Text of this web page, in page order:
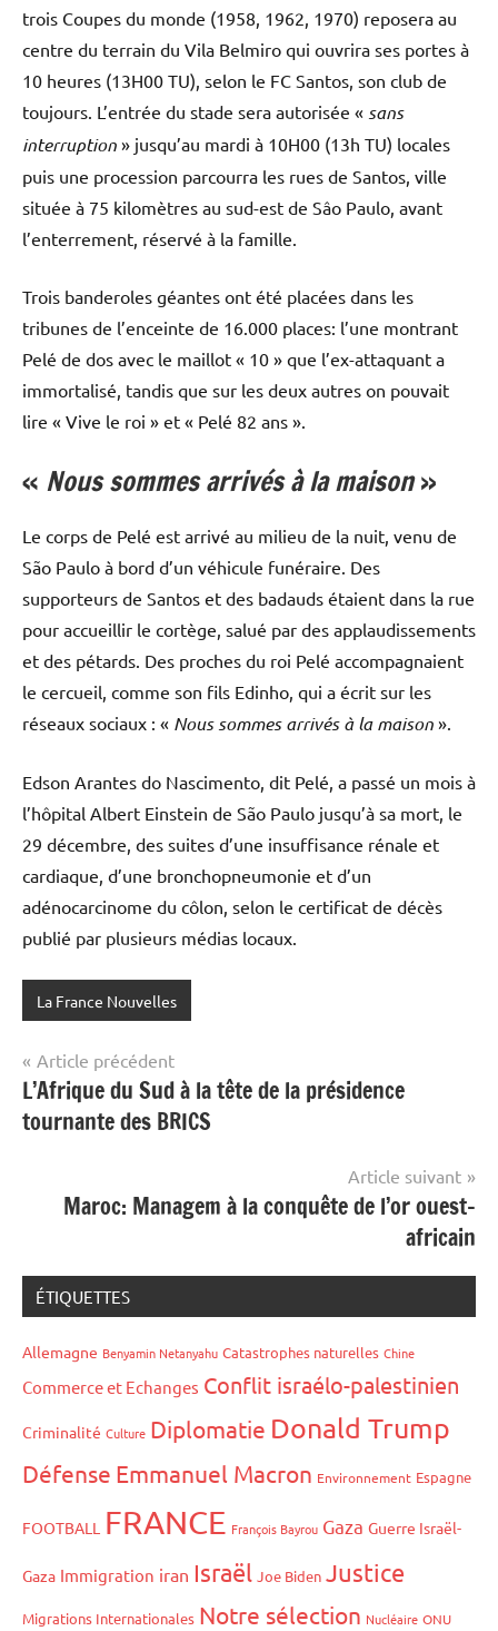
trois Coupes du monde (1958, 1962, 1970) reposera au
centre du terrain du Vila Belmiro qui ouvrira ses portes à
10 heures (13H00 TU), selon le FC Santos, son club de
toujours. L’entrée du stade sera autorisée « sans
interruption » jusqu’au mardi à 10H00 (13h TU) locales
puis une procession parcourra les rues de Santos, ville
située à 75 kilomètres au sud-est de Sâo Paulo, avant
l’enterrement, réservé à la famille.
Trois banderoles géantes ont été placées dans les
tribunes de l’enceinte de 16.000 places: l’une montrant
Pelé de dos avec le maillot « 10 » que l’ex-attaquant a
immortalisé, tandis que sur les deux autres on pouvait
lire « Vive le roi » et « Pelé 82 ans ».
« Nous sommes arrivés à la maison»
Le corps de Pelé est arrivé au milieu de la nuit, venu de
São Paulo à bord d’un véhicule funéraire. Des
supporteurs de Santos et des badauds étaient dans la rue
pour accueillir le cortège, salué par des applaudissements
et des pétards. Des proches du roi Pelé accompagnaient
le cercueil, comme son fils Edinho, qui a écrit sur les
réseaux sociaux : « Nous sommes arrivés à la maison ».
Edson Arantes do Nascimento, dit Pelé, a passé un mois à
l’hôpital Albert Einstein de São Paulo jusqu’à sa mort, le
29 décembre, des suites d’une insuffisance rénale et
cardiaque, d’une bronchopneumonie et d’un
adénocarcinome du côlon, selon le certificat de décès
publié par plusieurs médias locaux.
La France Nouvelles
Navigation
de
l’article
Article précédent
L’Afrique du Sud à la tête de la présidence
tournante des BRICS
Article suivant
Maroc: Managem à la conquête de l’or ouest-
africain
ÉTIQUETTES
Allemagne Benyamin Netanyahu Catastrophes naturelles Chine
Commerce et Echanges Conflit israélo-palestinien
Criminalité Culture Diplomatie Donald Trump
Défense Emmanuel Macron Environnement Espagne
FOOTBALL FRANCE François Bayrou Gaza Guerre Israël-
Gaza Immigration iran Israël Joe Biden Justice
Migrations Internationales Notre sélection Nucléaire ONU